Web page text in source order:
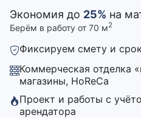
Экономия до 25% на
Берём в работу от 70 м2
Фиксируем смету и
Коммерческая отделка
магазины, HoReCa
Проект и работы с
арендатора